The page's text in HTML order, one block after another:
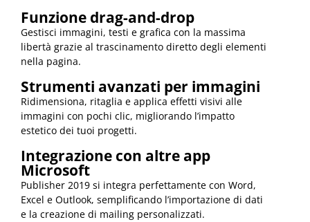
Funzione drag-and-drop
Gestisci immagini, testi e grafica con la massima
libertà grazie al trascinamento diretto degli elementi
nella pagina.
Strumenti avanzati per immagini
Ridimensiona, ritaglia e applica effetti visivi alle
immagini con pochi clic, migliorando l’impatto
estetico dei tuoi progetti.
Integrazione con altre app
Microsoft
Publisher 2019 si integra perfettamente con Word,
Excel e Outlook, semplificando l’importazione di dati
e la creazione di mailing personalizzati.